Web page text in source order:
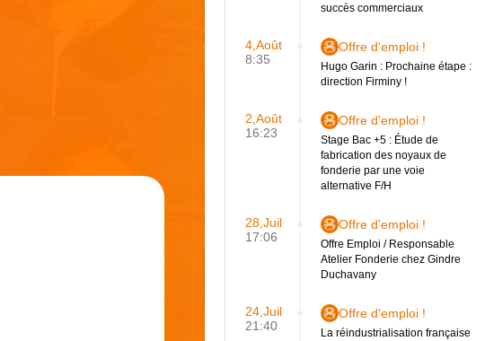
succès commerciaux
4,Août
8:35
Offre d'emploi !
Hugo Garin : Prochaine étape :
direction Firminy !
2,Août
16:23
Offre d'emploi !
Stage Bac +5 : Étude de
fabrication des noyaux de
fonderie par une voie
alternative F/H
28,Juil
17:06
Offre d'emploi !
Offre Emploi / Responsable
Atelier Fonderie chez Gindre
Duchavany
24,Juil
21:40
Offre d'emploi !
La réindustrialisation française